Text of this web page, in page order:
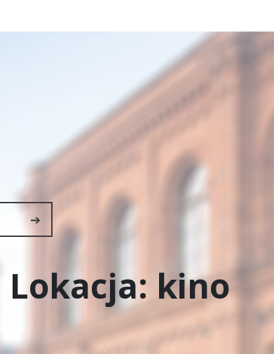
➔
Lokacja: kino